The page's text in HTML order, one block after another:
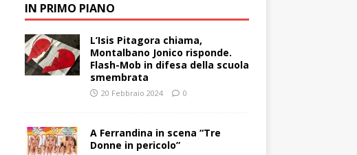
IN PRIMO PIANO
L’Isis Pitagora chiama,
Montalbano Jonico risponde.
Flash-Mob in difesa della scuola
smembrata
20 Febbraio 2024 0
A Ferrandina in scena “Tre
Donne in pericolo”